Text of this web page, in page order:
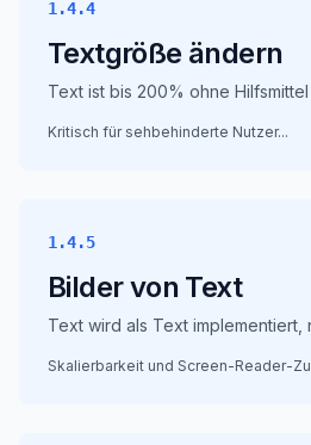
1.4.4
Textgröße ändern
Text ist bis 200% ohne
Kritisch für sehbehinderte Nutzer...
1.4.5
Bilder von Text
Text wird als Text implementiert,
Skalierbarkeit und Screen-Reader-